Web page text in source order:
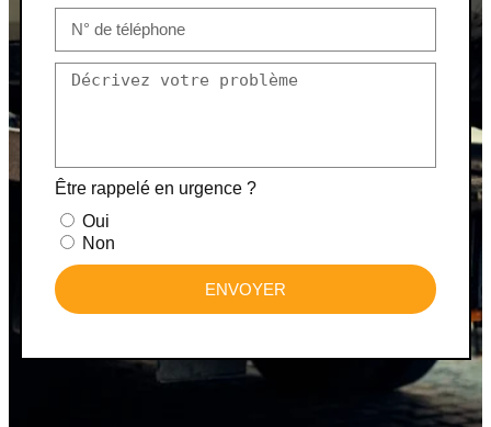
Être rappelé en urgence ?
Oui
Non
ENVOYER